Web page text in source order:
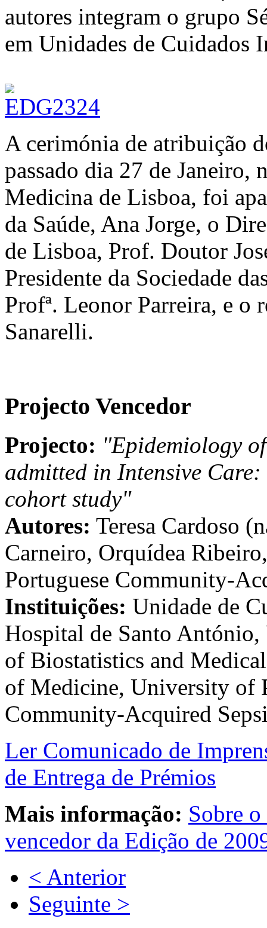
autores integram o grupo
em Unidades de
A cerimónia de atribuição
passado dia 27 de Janeiro,
Medicina de Lisboa, foi
da Saúde, Ana Jorge, o
de Lisboa, Prof. Doutor
Presidente da Sociedade
Profª. Leonor Parreira, e o
Sanarelli.
Projecto Vencedor
Projecto: "Epidemiology
admitted in Intensive
cohort study"
Autores: Teresa Cardoso
Carneiro, Orquídea
Portuguese Community-
Instituições: Unidade de
Hospital de Santo
of Biostatistics and
of Medicine, University of
Community-Acquired
Ler Comunicado de
de Entrega de Prémios
Mais informação: Sobre
vencedor da Edição de
< Anterior
Seguinte >